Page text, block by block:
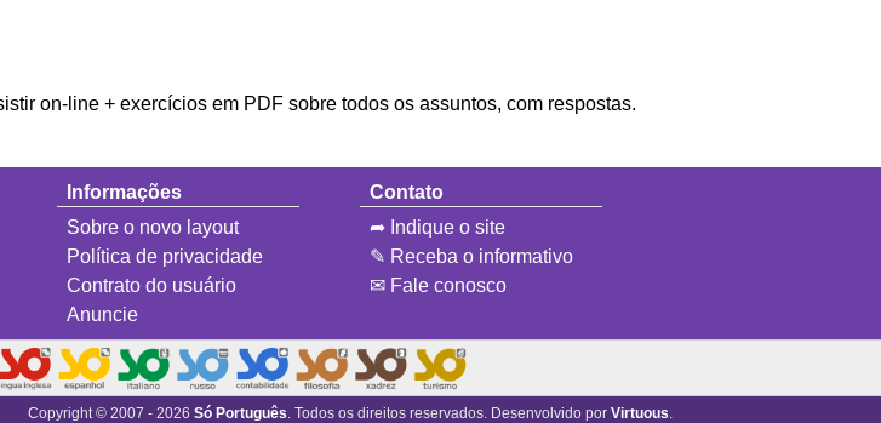
on-line + exercícios em PDF sobre todos os assuntos, com respostas.
Informações
Sobre o novo layout
Política de privacidade
Contrato do usuário
Anuncie
Contato
➦ Indique o site
✎ Receba o informativo
✉ Fale conosco
Copyright © 2007 - 2026 Só Português . Todos os direitos reservados. Desenvolvido por Virtuous